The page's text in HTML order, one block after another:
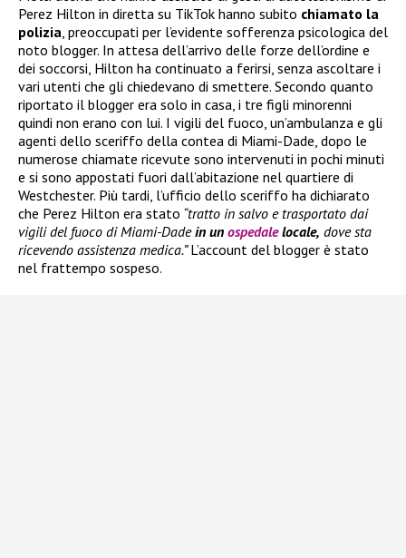
Perez Hilton in diretta su TikTok hanno subito chiamato la
polizia , preoccupati per l’evidente sofferenza psicologica del
noto blogger. In attesa dell’arrivo delle forze dell’ordine e
dei soccorsi, Hilton ha continuato a ferirsi, senza ascoltare i
vari utenti che gli chiedevano di smettere. Secondo quanto
riportato il blogger era solo in casa, i tre figli minorenni
quindi non erano con lui. I vigili del fuoco, un’ambulanza e gli
agenti dello sceriffo della contea di Miami-Dade, dopo le
numerose chiamate ricevute sono intervenuti in pochi minuti
e si sono appostati fuori dall’abitazione nel quartiere di
Westchester. Più tardi, l’ufficio dello sceriffo ha dichiarato
che Perez Hilton era stato “tratto in salvo e trasportato dai
vigili del fuoco di Miami-Dadein un ospedalelocale, dove sta
ricevendo assistenza medica.”L’account del blogger è stato
nel frattempo sospeso.